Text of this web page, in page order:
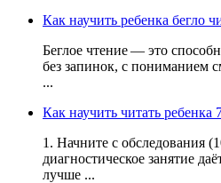
Как научить ребенка бегло
Беглое чтение — это
без запинок, с пониманием
...
Как научить читать ребенка
1. Начните с обследования
диагностическое занятие
лучше ...